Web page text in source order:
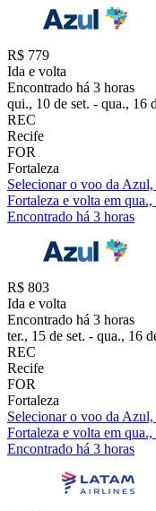
R$ 779
Ida e volta
Encontrado há 3 horas
qui., 10 de set. - qua., 16
REC
Recife
FOR
Fortaleza
Selecionar o voo da
Fortaleza e volta em
Encontrado há 3 horas
R$ 803
Ida e volta
Encontrado há 3 horas
ter., 15 de set. - qua., 16
REC
Recife
FOR
Fortaleza
Selecionar o voo da Azul,
Fortaleza e volta em
Encontrado há 3 horas